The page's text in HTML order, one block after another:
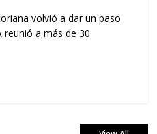
volvió a dar un paso
reunió a más de 30